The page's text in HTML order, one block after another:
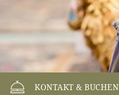
KONTAKT & BUCHEN